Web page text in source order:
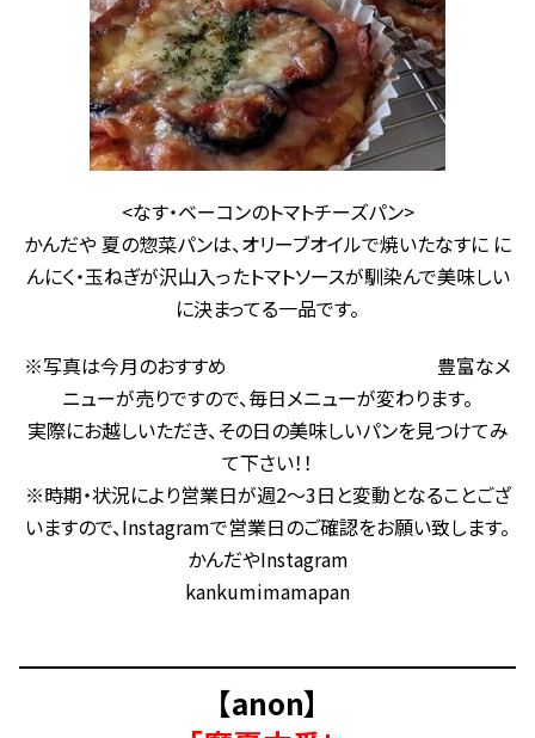
<なす・ベーコンのトマトチーズパン>
かんだや 夏の惣菜パンは、オリーブオイルで焼いたなすに に
んにく・玉ねぎが沢山入ったトマトソースが馴染んで美味しい
に決まってる一品です。
※写真は今月のおすすめ 豊富なメ
ニューが売りですので、毎日メニューが変わります。
実際にお越しいただき、その日の美味しいパンを見つけてみ
て下さい！！
※時期・状況により営業日が週2～3日と変動となることござ
いますので、Instagramで営業日のご確認をお願い致します。
かんだやInstagram
kankumimamapan
【anon】